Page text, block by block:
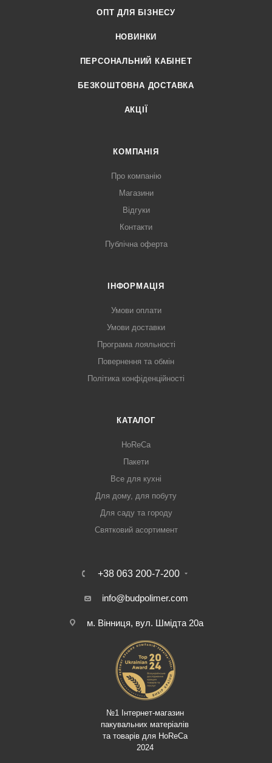
ОПТ ДЛЯ БІЗНЕСУ
НОВИНКИ
ПЕРСОНАЛЬНИЙ КАБІНЕТ
БЕЗКОШТОВНА ДОСТАВКА
АКЦІЇ
КОМПАНІЯ
Про компанію
Магазини
Відгуки
Контакти
Публічна оферта
ІНФОРМАЦІЯ
Умови оплати
Умови доставки
Програма лояльності
Повернення та обмін
Політика конфіденційності
КАТАЛОГ
HoReCa
Пакети
Все для кухні
Для дому, для побуту
Для саду та городу
Святковий асортимент
+38 063 200-7-200
info@budpolimer.com
м. Вінниця, вул. Шмідта 20а
№1 Інтернет-магазин
пакувальних матеріалів
та товарів для HoReCa
2024